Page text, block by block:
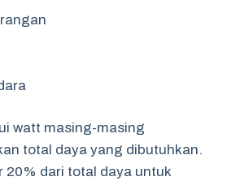
watt masing-masing
total daya yang dibutuhkan.
20% dari total daya untuk